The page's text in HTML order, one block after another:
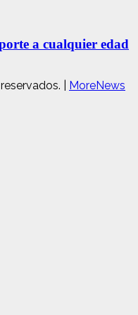
a cualquier edad
MoreNews